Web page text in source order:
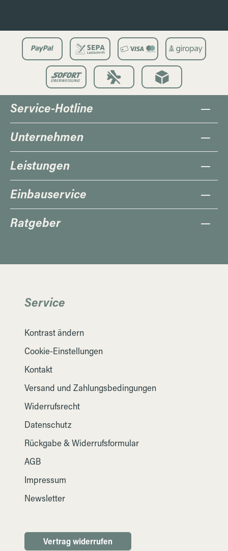
Service-Hotline
Unternehmen
Leistungen
Einbauservice
Ratgeber
Service
Kontrast ändern
Cookie-Einstellungen
Kontakt
Versand und Zahlungsbedingungen
Widerrufsrecht
Datenschutz
Rückgabe & Widerrufsformular
AGB
Impressum
Newsletter
Vertrag widerrufen